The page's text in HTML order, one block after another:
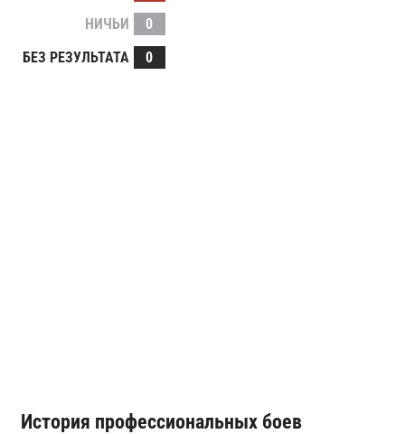
НИЧЬИ
0
БЕЗ РЕЗУЛЬТАТА
0
История профессиональных боев